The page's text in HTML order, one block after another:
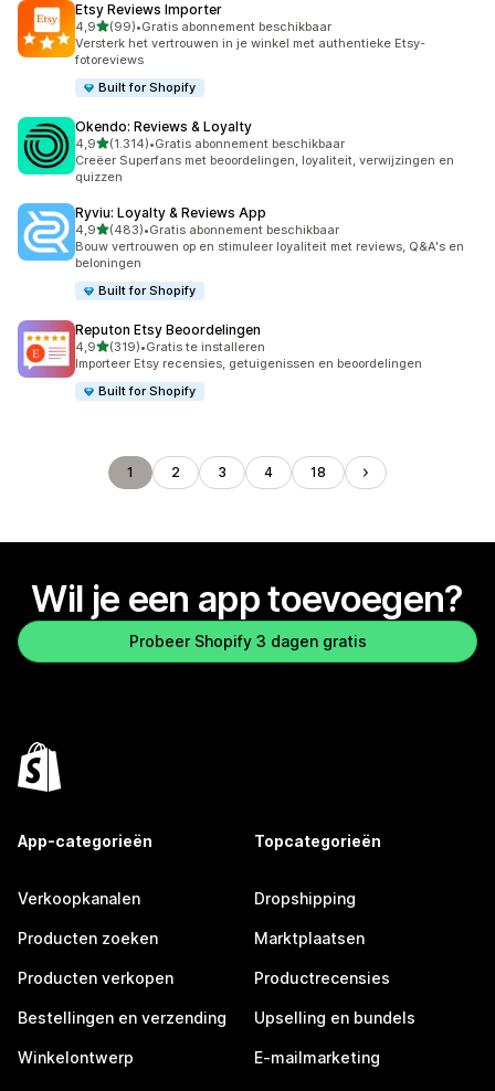
Etsy Reviews Importer
4,9van 5 sterren
(99)
99 recensies in totaal
•Gratis abonnement beschikbaar
Versterk het vertrouwen in je winkel met authentieke Etsy-
fotoreviews
Built for Shopify
Okendo: Reviews & Loyalty
4,9van 5 sterren
(1.314)
1314 recensies in totaal
•Gratis abonnement beschikbaar
Creëer Superfans met beoordelingen, loyaliteit, verwijzingen en
quizzen
Ryviu: Loyalty & Reviews App
4,9van 5 sterren
(483)
483 recensies in totaal
•Gratis abonnement beschikbaar
Bouw vertrouwen op en stimuleer loyaliteit met reviews, Q&A's en
beloningen
Built for Shopify
Reputon Etsy Beoordelingen
4,9van 5 sterren
(319)
319 recensies in totaal
•Gratis te installeren
Importeer Etsy recensies, getuigenissen en beoordelingen
Built for Shopify
1 2 3 4 18
Wil je een app toevoegen?
Probeer Shopify 3 dagen gratis
App-categorieën
Verkoopkanalen
Producten zoeken
Producten verkopen
Bestellingen en verzending
Winkelontwerp
Topcategorieën
Dropshipping
Marktplaatsen
Productrecensies
Upselling en bundels
E-mailmarketing